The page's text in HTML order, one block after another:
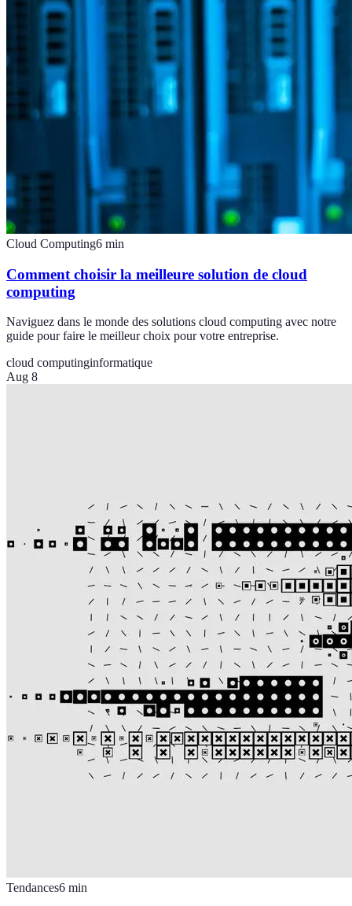
Cloud Computing6 min
Comment choisir la meilleure solution de cloud
computing
Naviguez dans le monde des solutions cloud computing avec notre
guide pour faire le meilleur choix pour votre entreprise.
cloud computinginformatique
Aug 8
Tendances6 min